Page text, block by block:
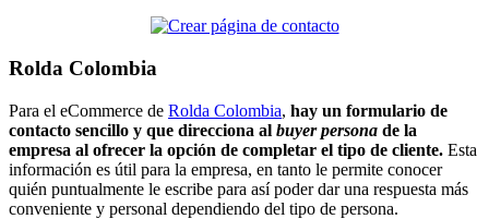
Rolda Colombia
Para el eCommerce de Rolda Colombia, hay un formulario de
contacto sencillo y que direcciona al buyer persona de la
empresa al ofrecer la opción de completar el tipo de cliente. Esta
información es útil para la empresa, en tanto le permite conocer
quién puntualmente le escribe para así poder dar una respuesta más
conveniente y personal dependiendo del tipo de persona.